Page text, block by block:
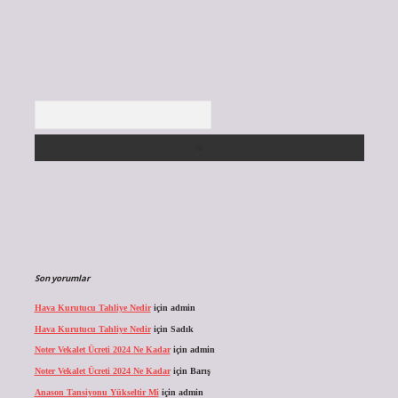
Son yorumlar
Hava Kurutucu Tahliye Nediriçin admin
Hava Kurutucu Tahliye Nediriçin Sadık
Noter Vekalet Ücreti 2024 Ne Kadariçin admin
Noter Vekalet Ücreti 2024 Ne Kadariçin Barış
Anason Tansiyonu Yükseltir Mi için admin